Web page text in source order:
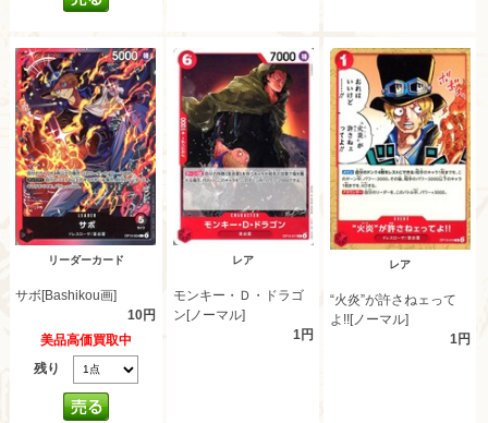
リーダーカード
サボ[Bashikou画]
10円
美品高価買取中
残り
レア
モンキー・Ｄ・ドラゴ
ン[ノーマル]
1円
レア
“火炎”が許さねェって
よ!![ノーマル]
1円